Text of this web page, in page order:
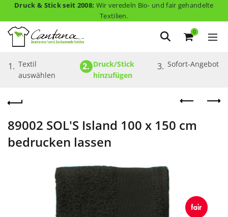
Druck & Stick seit 2008: Wir veredeln Bio- und fair gehandelte
Textilien.
0
1. Textil
auswählen
2. Druck/Stick
hinzufügen
3. Sofort-Angebot
89002 SOL'S Island 100 x 150 cm
bedrucken lassen